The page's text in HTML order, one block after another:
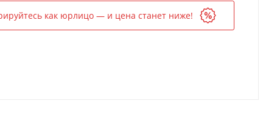
как юрлицо — и цена станет ниже!